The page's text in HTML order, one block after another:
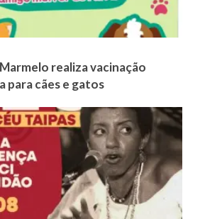
realiza vacinação
para cães e gatos